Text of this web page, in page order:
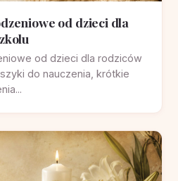
od dzieci dla
od dzieci dla rodziców
do nauczenia, krótkie